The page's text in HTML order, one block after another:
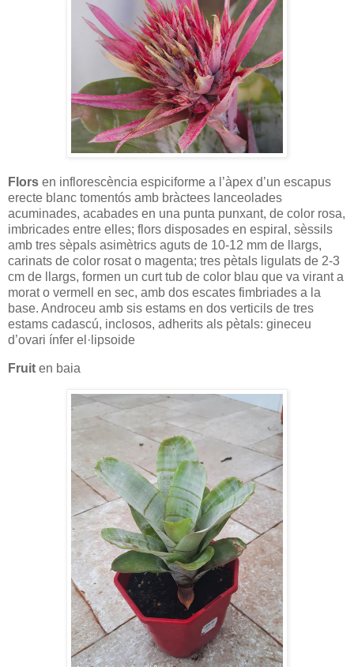
Flors en inflorescència espiciforme a l’àpex d’un escapus
erecte blanc tomentós amb bràctees lanceolades
acuminades, acabades en una punta punxant, de color rosa,
imbricades entre elles; flors disposades en espiral, sèssils
amb tres sèpals asimètrics aguts de 10-12 mm de llargs,
carinats de color rosat o magenta; tres pètals ligulats de 2-3
cm de llargs, formen un curt tub de color blau que va virant a
morat o vermell en sec, amb dos escates fimbriades a la
base. Androceu amb sis estams en dos verticils de tres
estams cadascú, inclosos, adherits als pètals: gineceu
d’ovari ínfer el·lipsoide
Fruit en baia